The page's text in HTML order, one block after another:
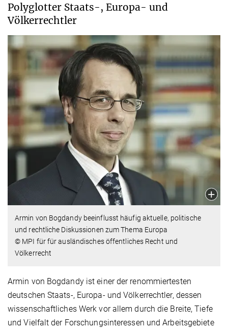
Polyglotter Staats-, Europa- und
Völkerrechtler
Armin von Bogdandy beeinflusst häufig aktuelle, politische
und rechtliche Diskussionen zum Thema Europa
© MPI für für ausländisches öffentliches Recht und
Völkerrecht
Armin von Bogdandy ist einer der renommiertesten
deutschen Staats-, Europa- und Völkerrechtler, dessen
wissenschaftliches Werk vor allem durch die Breite, Tiefe
und Vielfalt der Forschungsinteressen und Arbeitsgebiete